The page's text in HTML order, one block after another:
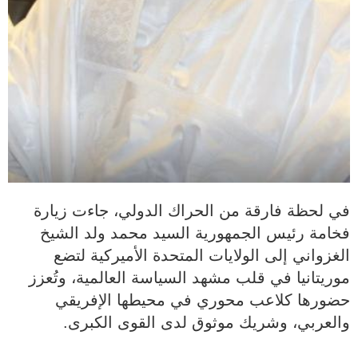
في لحظة فارقة من الحراك الدولي، جاءت زيارة
فخامة رئيس الجمهورية السيد محمد ولد الشيخ
الغزواني إلى الولايات المتحدة الأميركية لتضع
موريتانيا في قلب مشهد السياسة العالمية، وتُعزز
حضورها كلاعب محوري في محيطها الإفريقي
والعربي، وشريك موثوق لدى القوى الكبرى.